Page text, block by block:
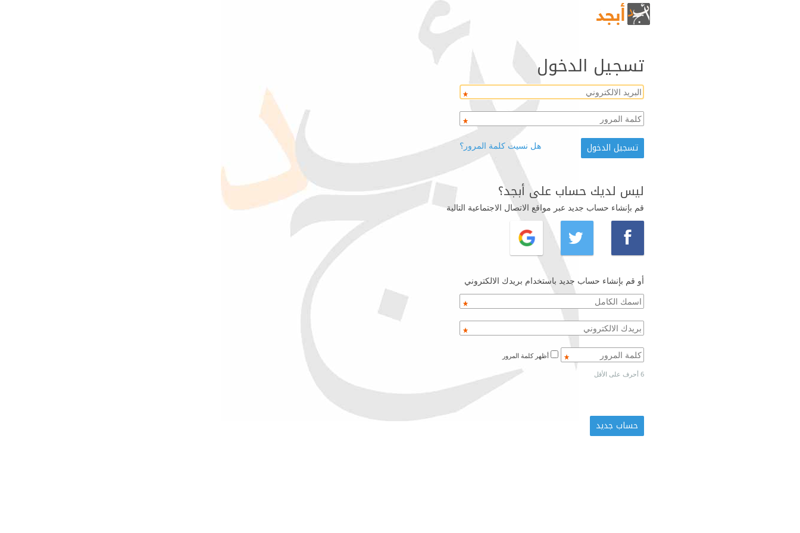
تسجيل الدخول
هل نسيت كلمة المرور؟
ليس لديك حساب على أبجد؟
قم بإنشاء حساب جديد عبر مواقع الاتصال الاجتماعية التالية
أو قم بإنشاء حساب جديد باستخدام بريدك الالكتروني
6 أحرف على الأقل